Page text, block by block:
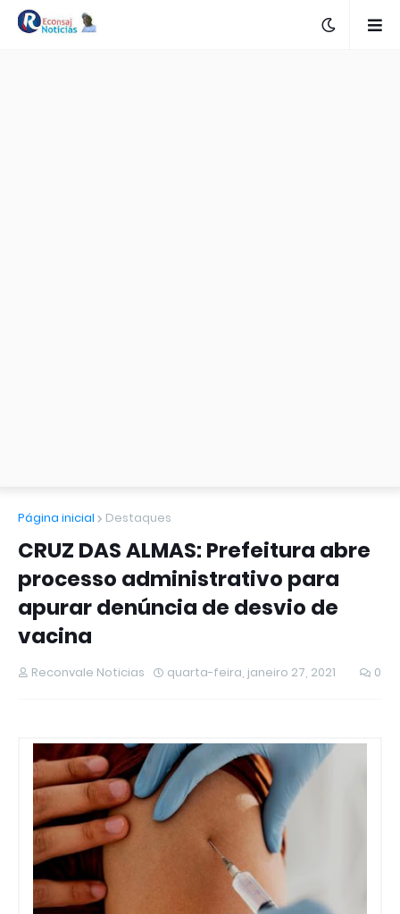
Página inicial Destaques
CRUZ DAS ALMAS: Prefeitura abre
processo administrativo para
apurar denúncia de desvio de
vacina
Reconvale Noticias quarta-feira, janeiro 27, 2021 0